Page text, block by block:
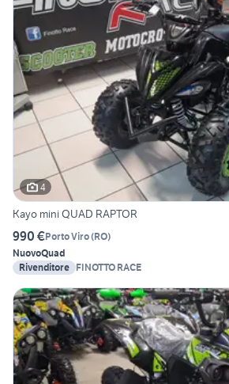
4
Kayo mini QUAD RAPTOR
990 €Porto Viro(RO)
NuovoQuad
Rivenditore FINOTTO RACE